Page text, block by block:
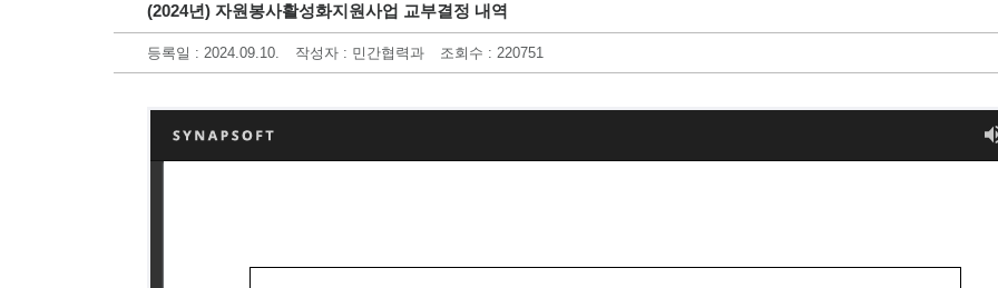
(2024년) 자원봉사활성화지원사업 교부결정 내역
등록일 : 2024.09.10. 작성자 : 민간협력과 조회수 : 220751